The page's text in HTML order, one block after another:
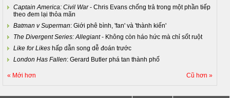
Captain America: Civil War- Chris Evans chống trả trong một phần tiếp
theo đem lại thỏa mãn
Batman v Superman: Giới phê bình, 'fan' và 'thành kiến'
The Divergent Series: Allegiant- Không còn háo hức mà chỉ sốt ruột
Like for Likes hấp dẫn song dễ đoán trước
London Has Fallen: Gerard Butler phá tan thành phố
« Mới hơn Cũ hơn »